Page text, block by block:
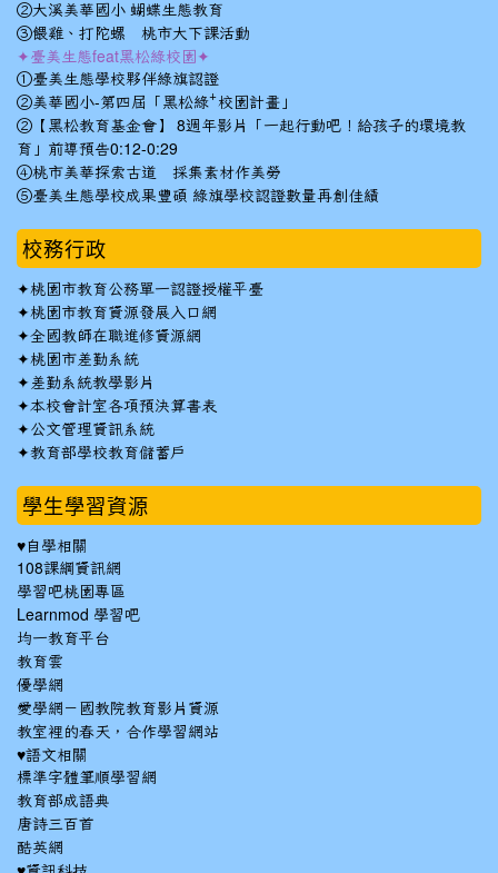
②大溪美華國小 蝴蝶生態教育
③餵雞、打陀螺 桃市大下課活動
✦臺美生態feat黑松綠校園✦
①臺美生態學校夥伴綠旗認證
②美華國小-第四屆「黑松綠⁺校園計畫」
②【黑松教育基金會】 8週年影片「一起行動吧！給孩子的環境教
育」前導預告0:12-0:29
④桃市美華探索古道 採集素材作美勞
⑤臺美生態學校成果豐碩 綠旗學校認證數量再創佳績
校務行政
✦桃園市教育公務單一認證授權平臺
✦桃園市教育資源發展入口網
✦全國教師在職進修資源網
✦桃園市差勤系統
✦ 差勤系統教學影片
✦本校會計室各項預決算書表
✦公文管理資訊系統
✦教育部學校教育儲蓄戶
學生學習資源
♥自學相關
108課綱資訊網
學習吧桃園專區
Learnmod 學習吧
均一教育平台
教育雲
優學網
愛學網－國教院教育影片資源
教室裡的春天，合作學習網站
♥語文相關
標準字體筆順學習網
教育部成語典
唐詩三百首
酷英網